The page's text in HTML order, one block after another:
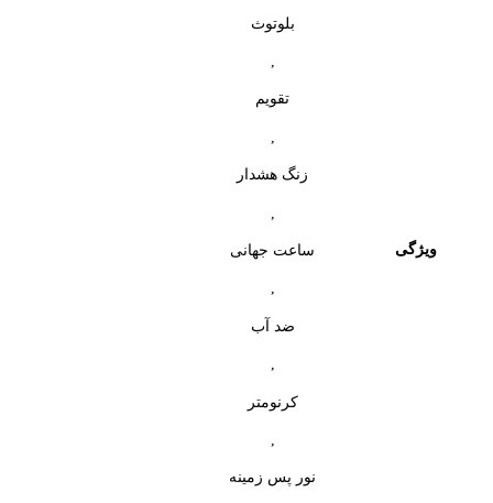
ویژگی
بلوتوث
تقویم
زنگ هشدار
ساعت جهانی
,
ضد آب
,
کرنومتر
نور پس زمینه